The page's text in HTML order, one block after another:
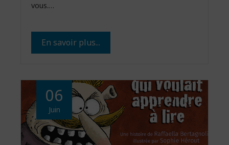
vous.…
En savoir plus...
06
Juin